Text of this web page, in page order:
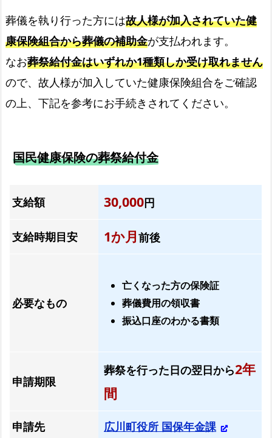
み
合
せ
て
葬
も
っ
と
安
く！
各
プ
ン
の
比
と
総
額
金
葬儀を執り行った方には故人様が加入されていた健
康保険組合から葬儀の補助金が支払われます。
なお葬祭給付金はいずれか1種類しか受け取れません
ので、故人様が加入していた健康保険組合をご確認
の上、下記を参考にお手続きされてください。
国民健康保険の葬祭給付金
支給額 30,000円
支給時期目安 1か月前後
必要なもの
亡くなった方の保険証
葬儀費用の領収書
振込口座のわかる書類
申請期限
葬祭を行った日の翌日から2年
間
申請先 広川町役所 国保年金課